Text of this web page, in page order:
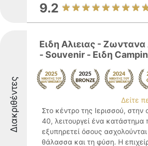
9.2
Διακριθέντες
Ειδη Αλιειας -
- Souvenir - Ειδη
Δείτε
Στο κέντρο της Ιερισσού,
40, λειτουργεί ένα κατάστημα
εξυπηρετεί όσους
θάλασσα και τη φύση. Η